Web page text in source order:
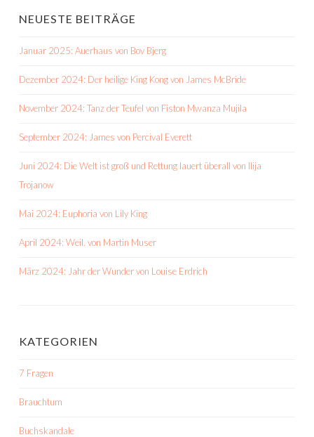
NEUESTE BEITRÄGE
Januar 2025: Auerhaus von Bov Bjerg
Dezember 2024: Der heilige King Kong von James McBride
November 2024: Tanz der Teufel von Fiston Mwanza Mujila
September 2024: James von Percival Everett
Juni 2024: Die Welt ist groß und Rettung lauert überall von Ilija
Trojanow
Mai 2024: Euphoria von Lily King
April 2024: Weil. von Martin Muser
März 2024: Jahr der Wunder von Louise Erdrich
KATEGORIEN
7 Fragen
Brauchtum
Buchskandale